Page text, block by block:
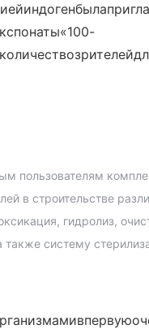
пользователям
в строительстве
гидролиз,
систему